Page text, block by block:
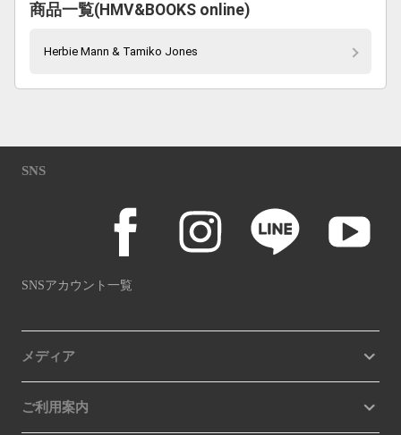
商品一覧(HMV&BOOKS online)
Herbie Mann & Tamiko Jones
SNS
SNSアカウント一覧
メディア
ご利用案内